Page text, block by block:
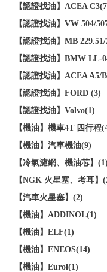
【認證找油】ACEA
【認證找油】VW 504/
【認證找油】MB
【認證找油】BMW LL-
【認證找油】ACEA A5/
【認證找油】FORD (3)
【認證找油】Volvo(1)
【機油】機車4T 四行程
【機油】汽車機油(9)
【冷氣濾網、機油芯】(1)
【NGK 火星塞、考耳】
【汽車火星塞】(2)
【機油】ADDINOL(1)
【機油】ELF(1)
【機油】ENEOS(14)
【機油】Eurol(1)